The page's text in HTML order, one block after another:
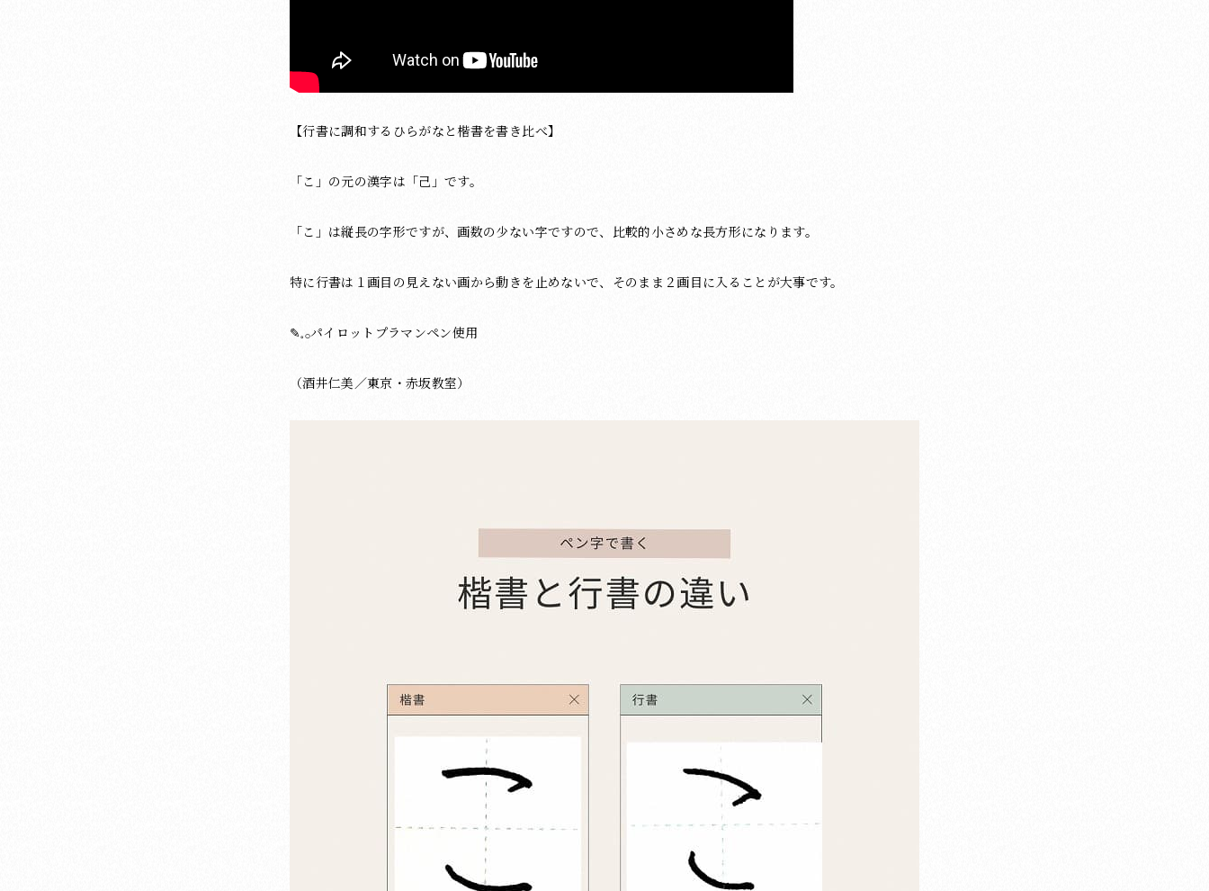
【行書に調和するひらがなと楷書を書き比べ】
「こ」の元の漢字は「己」です。
「こ」は縦長の字形ですが、画数の少ない字ですので、比較的小さめな長方形になります。
特に行書は１画目の見えない画から動きを止めないで、そのまま２画目に入ることが大事です。
✎𓈒𓂂パイロットプラマンペン使用
（酒井仁美／東京・赤坂教室）